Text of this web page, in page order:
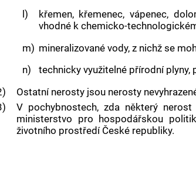
l)
křemen, křemenec, vápenec,
vhodné k chemicko-
m) mineralizované vody, z nichž se
n)
technicky využitelné přírodní plyny,
Ostatní nerosty jsou nerosty
V pochybnostech, zda některý nerost
ministerstvo pro hospodářskou
životního prostředí České republiky.